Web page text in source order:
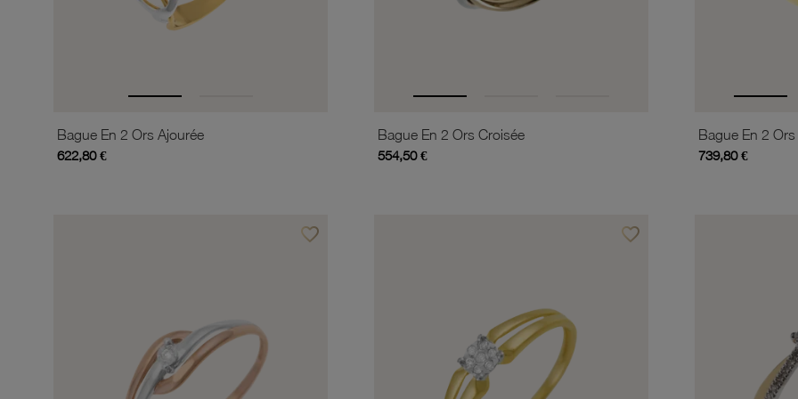
Bague En 2 Ors Ajourée
622,80 €
Bague En 2 Ors Croisée
554,50 €
Bague En 2
739,80 €
favorite_borderAjouter à vos favoris favorite_borderAjouter à vos favoris